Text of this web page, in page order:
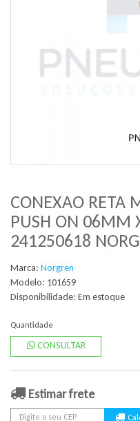
CONEXAO RETA
PUSH ON 06MM
241250618
Marca: Norgren
Modelo: 101659
Disponibilidade: Em estoque
Quantidade
CONSULTAR
Estimar frete